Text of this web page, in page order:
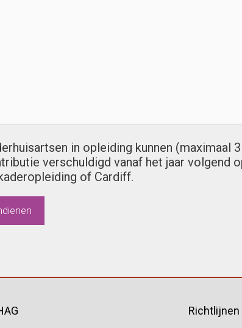
in opleiding kunnen (maximaal
verschuldigd vanaf het jaar volgend
of Cardiff.